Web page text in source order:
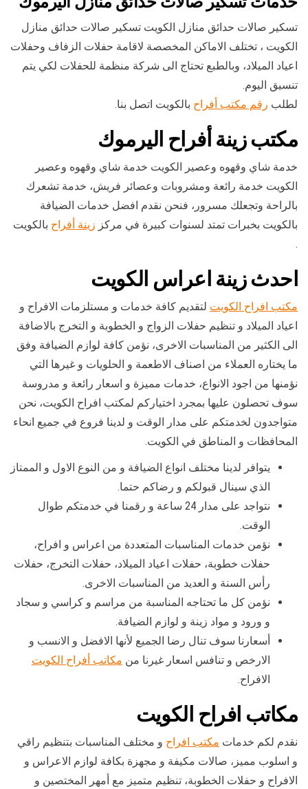
تسكير صالات حدائق منازل الكويت تسكير صالات حدائق منازل
الكويت ، تختلف الاماكن المخصصة لاقامة حفلات الزفاف وحفلات
اعياد الميلاد، وبالطبع تحتاج الى شركة منظمة للحفلات لكي يتم
تنسيق اليوم.
لطلب رقم مكتب أفراح بالكويت اتصل بنا.
مكتب زينة أفراح اليرموك
خدمة شاي وقهوه وعصير الكويت خدمة شاي وقهوه وعصير
الكويت خدمة رائعة ومشروبات وعصائر فريش، خدمة تشعرك
بالراحة وتجعلك مسرور، فنحن نقدم افضل خدمات الضيافة
بالكويت بخبرات تمتد لسنوات كبيرة في مركز زينة أفراح بالكويت
.
احدث زينة اعراس الكويت
مكتب افراح الكويت لتقديم كافة خدمات و مستلزمات الافراح و
اعياد الميلاد و تنظيم حفلات الزواج و الخطوبة و التخرج بالاضافة
الى الكثير من المناسبات الاخرى، نؤمن كافة لوازم الضيافة وفق
ما يختاره العملاء من اصناف الاطعمة و الحلويات و غيرها التي
نؤمنها من اجود الانواع، خدمات مميزة و اسعار رائعة و مدروسة
سوف تحصلون عليها بمجرد اختياركم لمكتب افراح الكويت، نحن
متواجدون لخدمتكم على مدار الوقت و لدينا فروع في جميع انحاء
المحافظات و المناطق في الكويت.
يتوافر لدينا مختلف انواع الضيافة و من النوع الاول و الممتاز
الذي سينال قبولكم و رضاكم حتما.
نتواجد على مدار 24 ساعة و رقمنا في خدمتكم طوال
الوقت.
نؤمن خدمات المناسبات المتعددة من اعراس و افراح،
حفلات خطوبة، حفلات اعياد الميلاد، حفلات التخرج، حفلات
رأس السنة و العديد من المناسبات الاخرى.
نؤمن كل ما تحتاجه المناسبة من مراسم و كراسي و سجاد
و ورود و مواد زينة و لوازم الضيافة.
أسعارنا سوف تنال رضا الجميع لأنها الافضل و الانسب و
الارخص و تنافس اسعار غيرنا من مكاتب أفراح الكويت
الافراح.
مكاتب افراح الكويت
نقدم لكم خدمات مكتب افراح و مختلف المناسبات بتنظيم راقي
و اسلوب مميز، صالات مكيفة و مجهزة بكافة لوازم الاعراس و
الافراح و حفلات الخطوبة، تنظيم متميز مع أمهر المختصين و